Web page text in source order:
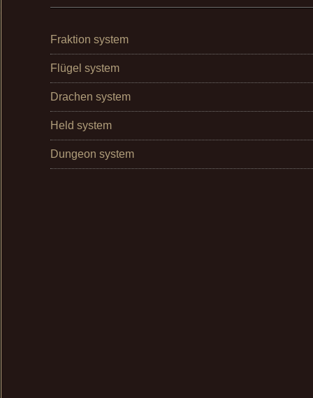
Fraktion system
Flügel system
Drachen system
Held system
Dungeon system